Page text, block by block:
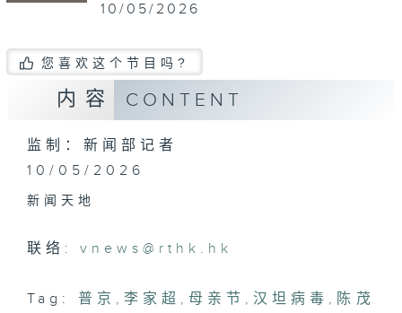
10/05/2026
您喜欢这个节目吗?
内容 CONTENT
监制：新闻部记者
10/05/2026
新闻天地
联络:vnews@rthk.hk
Tag: 普京 , 李家超 , 母亲节 , 汉坦病毒 , 陈茂